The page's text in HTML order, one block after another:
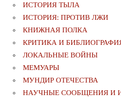
ИСТОРИЯ ТЫЛА
ИСТОРИЯ: ПРОТИВ ЛЖИ
КНИЖНАЯ ПОЛКА
КРИТИКА И
ЛОКАЛЬНЫЕ ВОЙНЫ
МЕМУАРЫ
МУНДИР ОТЕЧЕСТВА
НАУЧНЫЕ СООБЩЕНИЯ И